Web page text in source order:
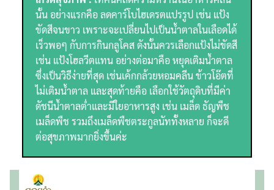
นั้น อย่างแรกคือ ลดคาร์โบไฮเดรตแปรรูป เช่น แป้ง
ขัดสีจนขาว เพราะจะเปลี่ยนไปเป็นน้ำตาลในเลือดได้
เร็วพอๆ กับการกินกลูโคส ดังนั้นควรเลือกแป้งไม่ขัดสี
เช่น แป้งโฮลวีตแทน อย่างต่อมาคือ หยุดเติมน้ำตาล
ซึ่งเป็นวิธีง่ายที่สุด เช่นเค้กกล้วยหอมคลีน ข้าวโอ๊ตที่
ไม่เติมน้ำตาล และสุดท้ายคือ เลือกใช้วัตถุดิบที่มีค่า
ดัชนีน้ำตาลต่ำและมีใยอาหารสูง เช่น เมล็ด ธัญพืช
เมล็ดพืช รวมถึงเมล็ดพืชตระกูลนัททั้งหลาย ก็จะดี
ต่อสุขภาพมากยิ่งขึ้นค่ะ